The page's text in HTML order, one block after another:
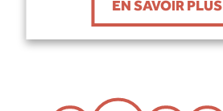
EN SAVOIR PLUS